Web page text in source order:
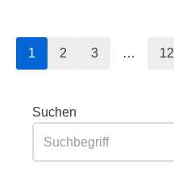
1 2 3 … 12
Suchen